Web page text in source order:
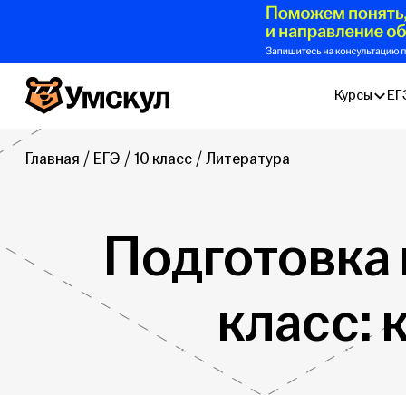
Умскул
Курсы
Главная ЕГЭ 10 класс Литература
класс: